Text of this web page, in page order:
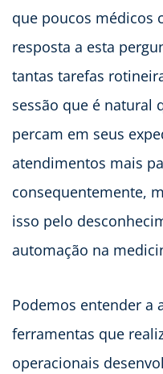
que poucos médicos
resposta a esta
tantas tarefas
sessão que é natural
percam em seus
atendimentos mais
consequentemente,
isso pelo
automação na
Podemos entender a
ferramentas que
operacionais